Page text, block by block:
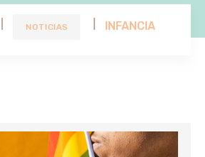
NOTICIAS INFANCIA